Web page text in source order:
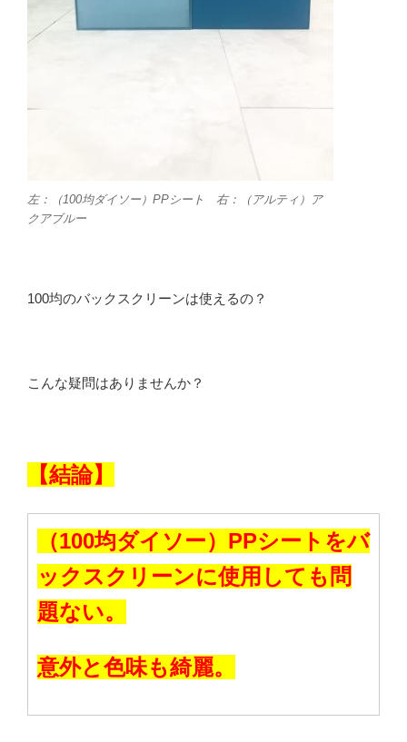
左：（100均ダイソー）PPシート 右：（アルティ）ア
クアブルー
100均のバックスクリーンは使えるの？
こんな疑問はありませんか？
【結論】
（100均ダイソー）PPシートをバ
ックスクリーンに使用しても問
題ない。
意外と色味も綺麗。